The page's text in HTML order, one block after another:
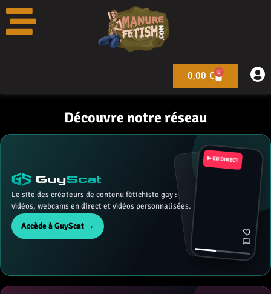
Aller
contenu
0,00 € 0
Panier
PORNO DANS la merde de vache
Découvre notre réseau
Le site des créateurs de contenu fétichiste gay :
vidéos, webcams en direct et vidéos personnalisées.
Accède à GuyScat →
▶ EN DIRECT